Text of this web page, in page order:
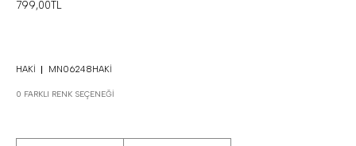
799,00TL
HAKI MN06248HAKI
0 FARKLI RENK SEÇENEĞI